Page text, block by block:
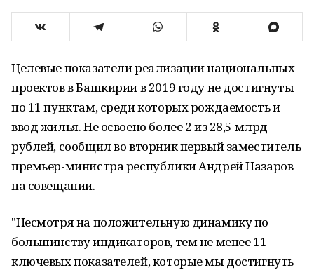
Целевые показатели реализации национальных
проектов в Башкирии в 2019 году не достигнуты
по 11 пунктам, среди которых рождаемость и
ввод жилья. Не освоено более 2 из 28,5 млрд
рублей, сообщил во вторник первый заместитель
премьер-министра республики Андрей Назаров
на совещании.
"Несмотря на положительную динамику по
большинству индикаторов, тем не менее 11
ключевых показателей, которые мы достигнуть